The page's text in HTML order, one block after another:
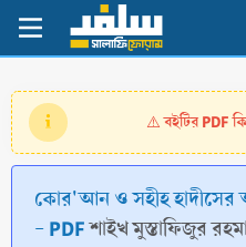
⚠️বইটির PDF
কোর'আন ও সহীহ
- PDFশাইখ মুস্তাফিজুর